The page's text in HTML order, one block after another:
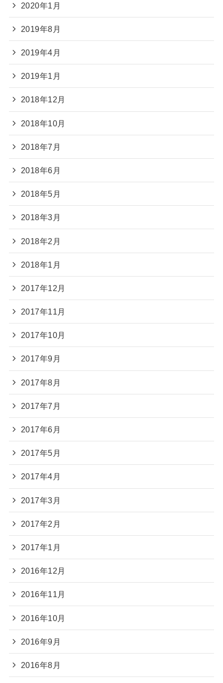
2020年1月
2019年8月
2019年4月
2019年1月
2018年12月
2018年10月
2018年7月
2018年6月
2018年5月
2018年3月
2018年2月
2018年1月
2017年12月
2017年11月
2017年10月
2017年9月
2017年8月
2017年7月
2017年6月
2017年5月
2017年4月
2017年3月
2017年2月
2017年1月
2016年12月
2016年11月
2016年10月
2016年9月
2016年8月